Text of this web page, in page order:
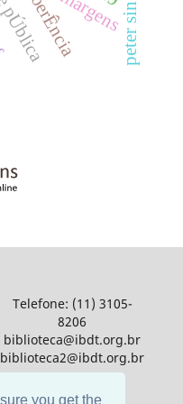
you get the
coerÊncia peter singer
Telefone: (11) 3105-
8206
biblioteca@ibdt.org.br
biblioteca2@ibdt.org.br